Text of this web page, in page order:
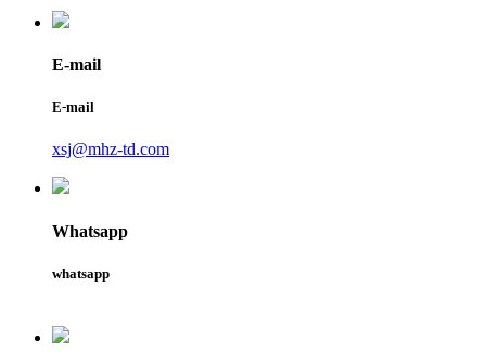
E-mail
E-mail
xsj@mhz-td.com
Whatsapp
whatsapp